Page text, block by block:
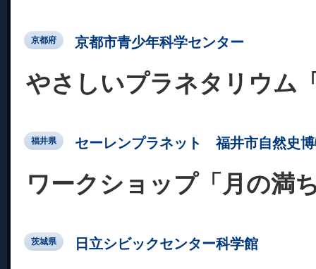
京都府 京都市青少年科学センター
やさしいプラネタリウム
福井県 セーレンプラネット 福井市自然史
ワークショップ「月の満
茨城県 日立シビックセンター科学館